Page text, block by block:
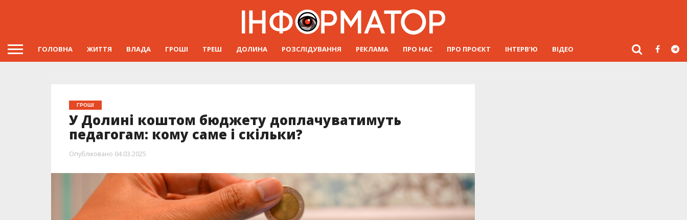
ГОЛОВНА ЖИТТЯ ВЛАДА ГРОШІ ТРЕШ ДОЛИНА РОЗСЛІДУВАННЯ РЕКЛАМА ПРО НАС ПРО ПРОЄКТ ІНТЕРВ’Ю ВІДЕО
ГРОШІ
У Долині коштом бюджету доплачуватимуть
педагогам: кому саме і скільки?
Опубліковано 04.03.2025